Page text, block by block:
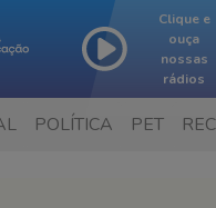
Clique e
ouça
nossas
rádios
POLÍTICA PET